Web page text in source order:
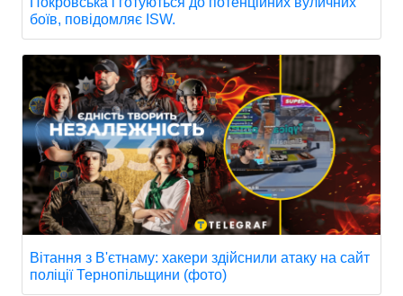
боїв, повідомляє ISW.
Вітання з В'єтнаму: хакери здійснили атаку на сайт
поліції Тернопільщини (фото)